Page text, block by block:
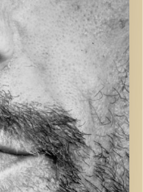
כל מה שחי, אמיתי ונושם.
עם שמוליק רגב.
קרדיט תמונות: